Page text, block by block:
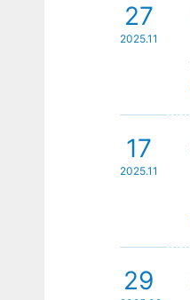
27
2025.11
17
2025.11
29